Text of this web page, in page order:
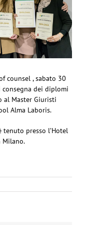
counsel , sabato 30
dei diplomi
al Master Giuristi
Alma Laboris.
tenuto presso l’Hotel
Milano.